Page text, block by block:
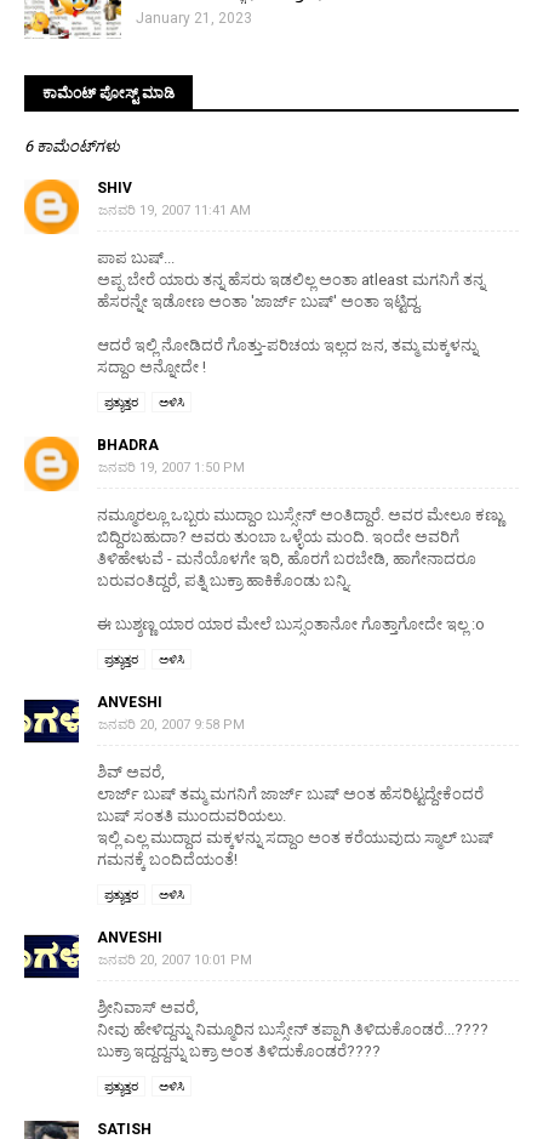
January 21, 2023
ಕಾಮೆಂಟ್‌‌ ಪೋಸ್ಟ್‌ ಮಾಡಿ
6 ಕಾಮೆಂಟ್‌ಗಳು
SHIV
ಜನವರಿ 19, 2007 11:41 AM
ಪಾಪ ಬುಷ್...
ಅಪ್ಪ ಬೇರೆ ಯಾರು ತನ್ನ ಹೆಸರು ಇಡಲಿಲ್ಲ ಅಂತಾ atleast ಮಗನಿಗೆ ತನ್ನ
ಹೆಸರನ್ನೇ ಇಡೋಣ ಅಂತಾ 'ಜಾರ್ಜ್ ಬುಷ್' ಅಂತಾ ಇಟ್ಟಿದ್ದ.
ಆದರೆ ಇಲ್ಲಿ ನೋಡಿದರೆ ಗೊತ್ತು-ಪರಿಚಯ ಇಲ್ಲದ ಜನ, ತಮ್ಮ ಮಕ್ಕಳನ್ನು
ಸದ್ದಾಂ ಅನ್ನೋದೇ !
ಪ್ರತ್ಯುತ್ತರ ಅಳಿಸಿ
BHADRA
ಜನವರಿ 19, 2007 1:50 PM
ನಮ್ಮೂರಲ್ಲೂ ಒಬ್ಬರು ಮುದ್ದಾಂ ಬುಸ್ಸೇನ್ ಅಂತಿದ್ದಾರೆ. ಅವರ ಮೇಲೂ ಕಣ್ಣು
ಬಿದ್ದಿರಬಹುದಾ? ಅವರು ತುಂಬಾ ಒಳ್ಳೆಯ ಮಂದಿ. ಇಂದೇ ಅವರಿಗೆ
ತಿಳಿಹೇಳುವೆ - ಮನೆಯೊಳಗೇ ಇರಿ, ಹೊರಗೆ ಬರಬೇಡಿ, ಹಾಗೇನಾದರೂ
ಬರುವಂತಿದ್ದರೆ, ಪತ್ನಿ ಬುಕ್ರಾ ಹಾಕಿಕೊಂಡು ಬನ್ನಿ.
ಈ ಬುಶ್ಶಣ್ಣ ಯಾರ ಯಾರ ಮೇಲೆ ಬುಸ್ಸಂತಾನೋ ಗೊತ್ತಾಗೋದೇ ಇಲ್ಲ :o
ಪ್ರತ್ಯುತ್ತರ ಅಳಿಸಿ
ANVESHI
ಜನವರಿ 20, 2007 9:58 PM
ಶಿವ್ ಅವರೆ,
ಲಾರ್ಜ್ ಬುಷ್ ತಮ್ಮ ಮಗನಿಗೆ ಜಾರ್ಜ್ ಬುಷ್ ಅಂತ ಹೆಸರಿಟ್ಟದ್ದೇಕೆಂದರೆ
ಬುಷ್ ಸಂತತಿ ಮುಂದುವರಿಯಲು.
ಇಲ್ಲಿ ಎಲ್ಲ ಮುದ್ದಾದ ಮಕ್ಕಳನ್ನು ಸದ್ದಾಂ ಅಂತ ಕರೆಯುವುದು ಸ್ಮಾಲ್ ಬುಷ್
ಗಮನಕ್ಕೆ ಬಂದಿದೆಯಂತೆ!
ಪ್ರತ್ಯುತ್ತರ ಅಳಿಸಿ
ANVESHI
ಜನವರಿ 20, 2007 10:01 PM
ಶ್ರೀನಿವಾಸ್ ಅವರೆ,
ನೀವು ಹೇಳಿದ್ದನ್ನು ನಿಮ್ಮೂರಿನ ಬುಸ್ಸೇನ್ ತಪ್ಪಾಗಿ ತಿಳಿದುಕೊಂಡರೆ...????
ಬುಕ್ರಾ ಇದ್ದದ್ದನ್ನು ಬಕ್ರಾ ಅಂತ ತಿಳಿದುಕೊಂಡರೆ????
ಪ್ರತ್ಯುತ್ತರ ಅಳಿಸಿ
SATISH